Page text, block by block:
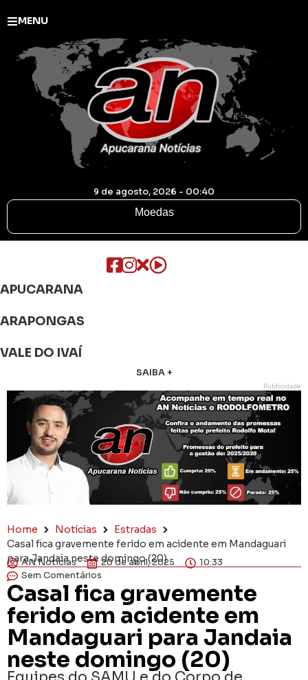
MENU
9 de agosto, 2026 - 00:40
Moedas
APUCARANA
ARAPONGAS
VALE DO IVAÍ
SAIBA +
Publicidade
Home Notícias
Estradas
Casal fica gravemente ferido em acidente em Mandaguari
para Jandaia neste domingo (20)
AN Notícias 20 de abril, 2025
10:33
Sem Comentários
Casal fica gravemente
ferido em acidente em
Mandaguari para Jandaia
neste domingo (20)